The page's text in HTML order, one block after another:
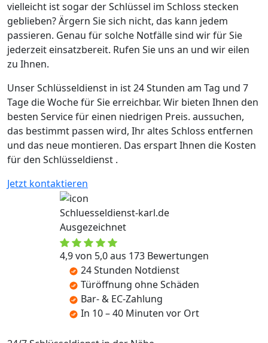
vielleicht ist sogar der Schlüssel im Schloss stecken
geblieben? Ärgern Sie sich nicht, das kann jedem
passieren. Genau für solche Notfälle sind wir für Sie
jederzeit einsatzbereit. Rufen Sie uns an und wir eilen
zu Ihnen.
Unser Schlüsseldienst in ist 24 Stunden am Tag und 7
Tage die Woche für Sie erreichbar. Wir bieten Ihnen den
besten Service für einen niedrigen Preis. aussuchen,
das bestimmt passen wird, Ihr altes Schloss entfernen
und das neue montieren. Das erspart Ihnen die Kosten
für den Schlüsseldienst .
Jetzt kontaktieren
Schluesseldienst-karl.de
Ausgezeichnet
4,9 von 5,0 aus 173 Bewertungen
24 Stunden Notdienst
Türöffnung ohne Schäden
Bar- & EC-Zahlung
In 10 – 40 Minuten vor Ort